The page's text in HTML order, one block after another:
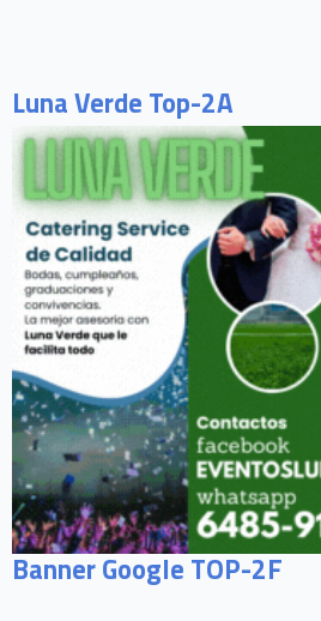
Luna Verde Top-2A
Banner Google TOP-2F